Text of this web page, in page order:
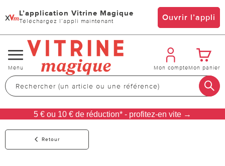
x L’application Vitrine Magique
Téléchargez l’appli maintenant Ouvrir l’appli
Changer
de
navigation
Menu Mon compteMon panier
5 € ou 10 € de réduction* - profitez-en vite →
Retour